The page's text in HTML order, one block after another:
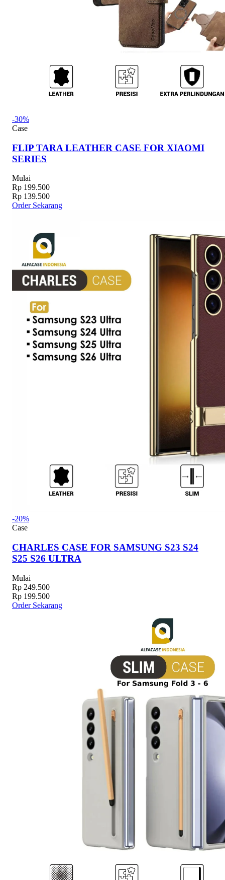
-30%
Case
FLIP TARA LEATHER CASE FOR XIAOMI
SERIES
Mulai
Rp 199.500
Rp 139.500
Order Sekarang
-20%
Case
CHARLES CASE FOR SAMSUNG S23 S24
S25 S26 ULTRA
Mulai
Rp 249.500
Rp 199.500
Order Sekarang